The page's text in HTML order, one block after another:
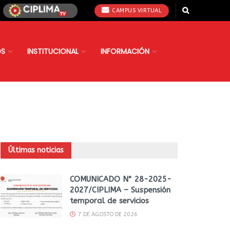
CAMPUS VIRTUAL
INSTITUCIONAL INFORMACIÓN
Últimas noticias
COMUNICADO N° 28-2025-
2027/CIPLIMA – Suspensión
temporal de servicios
7 DE AGOSTO DE 2026